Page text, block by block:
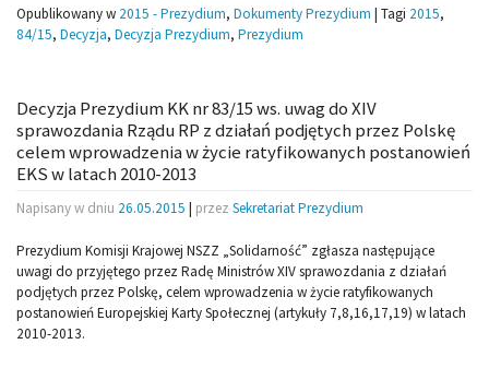
Opublikowany w 2015 - Prezydium, Dokumenty Prezydium | Tagi 2015,
84/15, Decyzja, Decyzja Prezydium, Prezydium
Decyzja Prezydium KK nr 83/15 ws. uwag do XIV
sprawozdania Rządu RP z działań podjętych przez Polskę
celem wprowadzenia w życie ratyfikowanych postanowień
EKS w latach 2010-2013
Napisany w dniu 26.05.2015 | przez Sekretariat Prezydium
Prezydium Komisji Krajowej NSZZ „Solidarność” zgłasza następujące
uwagi do przyjętego przez Radę Ministrów XIV sprawozdania z działań
podjętych przez Polskę, celem wprowadzenia w życie ratyfikowanych
postanowień Europejskiej Karty Społecznej (artykuły 7,8,16,17,19) w latach
2010-2013.